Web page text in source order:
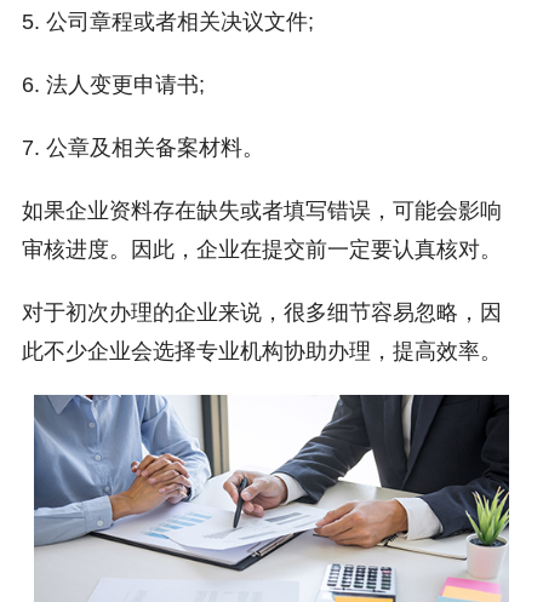
5. 公司章程或者相关决议文件;
6. 法人变更申请书;
7. 公章及相关备案材料。
如果企业资料存在缺失或者填写错误，可能会影响
审核进度。因此，企业在提交前一定要认真核对。
对于初次办理的企业来说，很多细节容易忽略，因
此不少企业会选择专业机构协助办理，提高效率。